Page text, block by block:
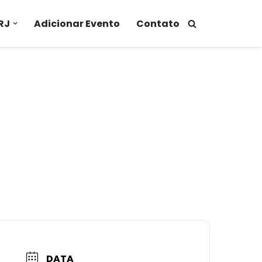
Adicionar Evento Contato
DATA